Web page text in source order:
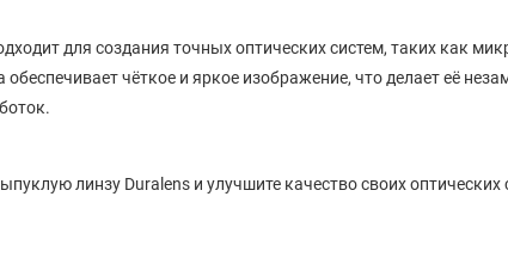
для создания точных оптических систем, таких как
чёткое и яркое изображение, что делает её
линзу Duralens и улучшите качество своих оптических